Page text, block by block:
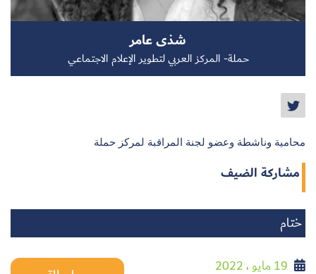
سجل الآن
شذى عامر
حملة- المركز العربي لتطوير الإعلام الاجتماعي
محامية وناشطة وعضو لجنة المراقبة لمركز حملة
مشاركة الضيف
ختام
19 مايو ، 2022